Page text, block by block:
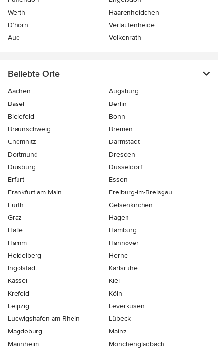
Werth
Haarenheidchen
D’horn
Verlautenheide
Aue
Volkenrath
Beliebte Orte
Aachen
Augsburg
Basel
Berlin
Bielefeld
Bonn
Braunschweig
Bremen
Chemnitz
Darmstadt
Dortmund
Dresden
Duisburg
Düsseldorf
Erfurt
Essen
Frankfurt am Main
Freiburg-im-Breisgau
Fürth
Gelsenkirchen
Graz
Hagen
Halle
Hamburg
Hamm
Hannover
Heidelberg
Herne
Ingolstadt
Karlsruhe
Kassel
Kiel
Krefeld
Köln
Leipzig
Leverkusen
Ludwigshafen-am-Rhein
Lübeck
Magdeburg
Mainz
Mannheim
Mönchen­gladbach